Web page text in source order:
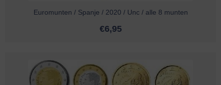
Euromunten / Spanje / 2020 / Unc / alle 8 munten
€6,95